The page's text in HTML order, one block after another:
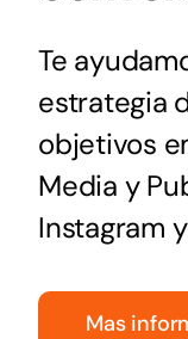
Te
estrategia
objetivos
Media y
Instagram
Mas